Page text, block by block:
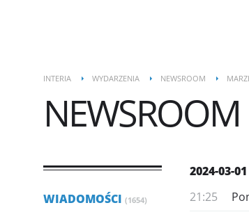
INTERIA WYDARZENIA NEWSROOM
WIADOMOŚCI (1654)
2024-03-01
21:25